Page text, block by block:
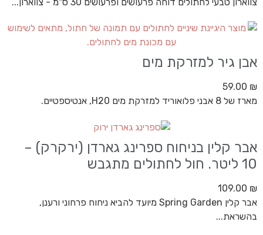
אבן גיר למזרקת מים
59.00 ₪
מארז של 8 אבני פלואוריד למזרקת מים H20, אנטיספטיים.
אבר קלין בניחוח ספרינג גארדן (ירקרק) –
10 ליטר. חול לחתולים מתגבש
109.00 ₪
אבר קלין Spring Garden מיועד להביא ניחוח פרחוני ורענן,
בהשראת...